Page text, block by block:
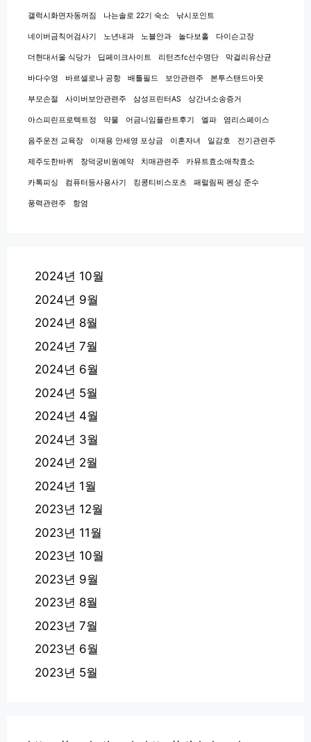
갤럭시화면자동꺼짐 나는솔로 22기 숙소 낚시포인트
네이버금칙어검사기 노년내과 노블안과 놀다보홀 다이슨고장
더현대서울 식당가 딥페이크사이트 리턴즈fc선수명단 막걸리유산균
바다수영 바르셀로나 공항 배틀필드 보안관련주 본투스탠드아웃
부모손절 사이버보안관련주 삼성프린터AS 상간녀소송증거
아스피린프로텍트정 약물 어금니임플란트후기 엘파 염리스페이스
음주운전 교육장 이재용 안세영 포상금 이혼자녀 일감호 전기관련주
제주도한바퀴 창덕궁비원예약 치매관련주 카뮤트효소애착효소
카톡피싱 컴퓨터등사용사기 킹콩티비스포츠 패럴림픽 펜싱 준수
풍력관련주 항염
2024년 10월
2024년 9월
2024년 8월
2024년 7월
2024년 6월
2024년 5월
2024년 4월
2024년 3월
2024년 2월
2024년 1월
2023년 12월
2023년 11월
2023년 10월
2023년 9월
2023년 8월
2023년 7월
2023년 6월
2023년 5월